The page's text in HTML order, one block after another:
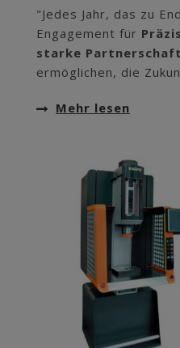
"Jedes Jahr, das zu
Engagement für
starke
ermöglichen, die
Mehr lesen